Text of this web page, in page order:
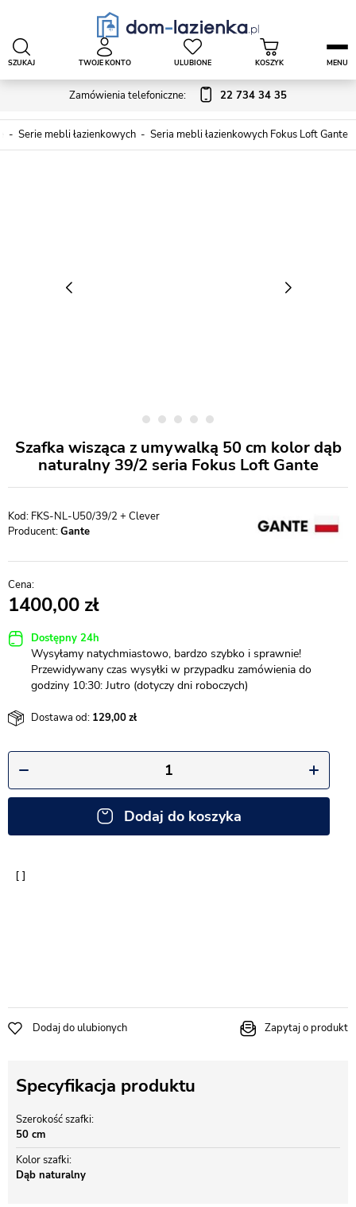
Zamówienia telefoniczne: 22 734 34 35
SZUKAJ TWOJE KONTO ULUBIONE KOSZYK MENU
Serie mebli łazienkowych Seria mebli łazienkowych Fokus Loft Gante
Szafka wisząca z umywalką 50 cm kolor dąb
naturalny 39/2 seria Fokus Loft Gante
FKS-NL-U50/39/2 + Clever
Producent:Gante
1400,00
Dostępny 24h
Wysyłamy natychmiastowo, bardzo szybko i sprawnie!
Przewidywany czas wysyłki w przypadku zamówienia do
godziny 10:30: Jutro (dotyczy dni roboczych)
Dostawa od: 129,00
Dodaj do koszyka
Dodaj do ulubionych Zapytaj o produkt
Specyfikacja produktu
Szerokość szafki
50 cm
Kolor szafki
Dąb naturalny